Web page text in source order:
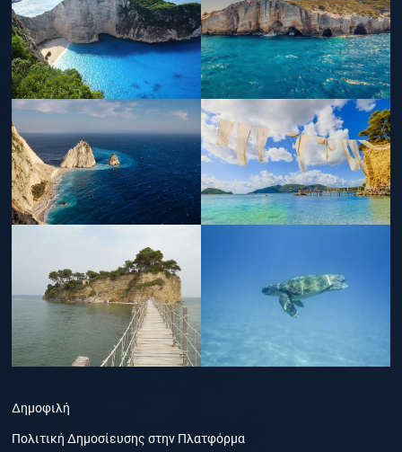
Δημοφιλή
Πολιτική Δημοσίευσης στην Πλατφόρμα